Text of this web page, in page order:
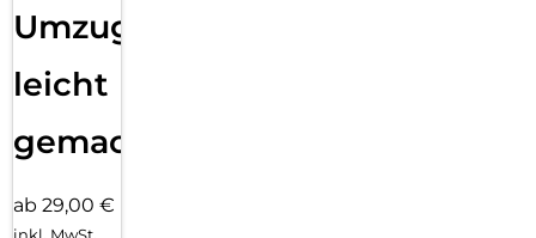
Umzug
leicht
gemacht!
ab 29,00 €
inkl. MwSt.